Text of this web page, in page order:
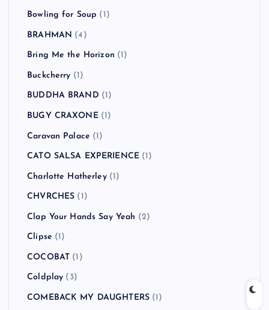
Bowling for Soup (1)
BRAHMAN (4)
Bring Me the Horizon (1)
Buckcherry (1)
BUDDHA BRAND (1)
BUGY CRAXONE(1)
Caravan Palace (1)
CATO SALSA EXPERIENCE (1)
Charlotte Hatherley(1)
CHVRCHES (1)
Clap Your Hands Say Yeah (2)
Clipse (1)
COCOBAT (1)
Coldplay (3)
COMEBACK MY DAUGHTERS (1)